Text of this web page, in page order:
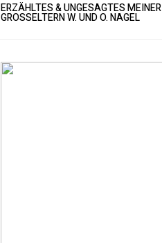
ERZÄHLTES & UNGESAGTES MEINER
GROSSELTERN W. UND O. NAGEL